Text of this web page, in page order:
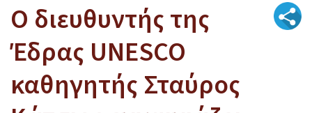
Ο διευθυντής της
Έδρας UNESCO
καθηγητής Σταύρος